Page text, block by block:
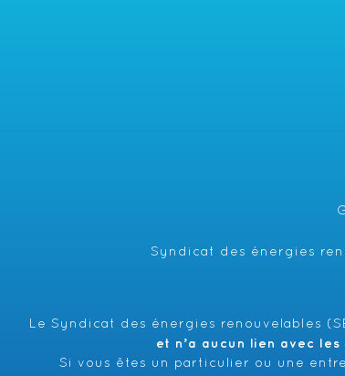
Syndicat des énergies
Le Syndicat des énergies renouvelables
et n’a aucun lien avec
Si vous êtes un particulier ou une